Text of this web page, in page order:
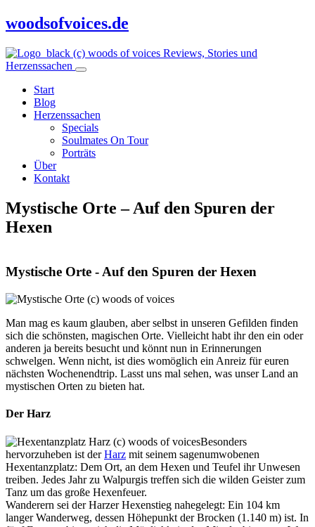
woodsofvoices.de
Reviews, Stories und
Herzenssachen
Start
Blog
Herzenssachen
Specials
Soulmates On Tour
Porträts
Über
Kontakt
Mystische Orte – Auf den Spuren der
Hexen
Mystische Orte - Auf den Spuren der Hexen
Man mag es kaum glauben, aber selbst in unseren Gefilden finden
sich die schönsten, magischen Orte. Vielleicht habt ihr den ein oder
anderen ja bereits besucht und könnt nun in Erinnerungen
schwelgen. Wenn nicht, ist dies womöglich ein Anreiz für euren
nächsten Wochenendtrip. Lasst uns mal sehen, was unser Land an
mystischen Orten zu bieten hat.
Der Harz
Besonders
hervorzuheben ist derHarz mit seinem sagenumwobenen
Hexentanzplatz: Dem Ort, an dem Hexen und Teufel ihr Unwesen
treiben. Jedes Jahr zu Walpurgis treffen sich die wilden Geister zum
Tanz um das große Hexenfeuer.
Wanderern sei der Harzer Hexenstieg nahegelegt: Ein 104 km
langer Wanderweg, dessen Höhepunkt der Brocken (1.140 m) ist. In